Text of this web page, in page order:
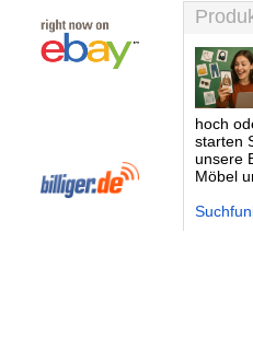
hoch
starten
unsere
Möbel